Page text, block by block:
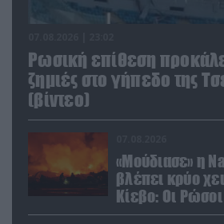
Ρωσική επίθεση
ζημιές στο γήπεδο της
(βίντεο)
«Μούδιασε» η
βλέπει κρύο
Κίεβο: Οι
εγκαταστάσεις